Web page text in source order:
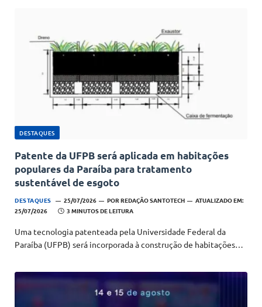
DESTAQUES
Patente da UFPB será aplicada em habitações
populares da Paraíba para tratamento
sustentável de esgoto
DESTAQUES 25/07/2026 POR REDAÇÃO SANTOTECH
ATUALIZADO EM:
25/07/2026
3 MINUTOS DE LEITURA
Uma tecnologia patenteada pela Universidade Federal da
Paraíba (UFPB) será incorporada à construção de habitações…